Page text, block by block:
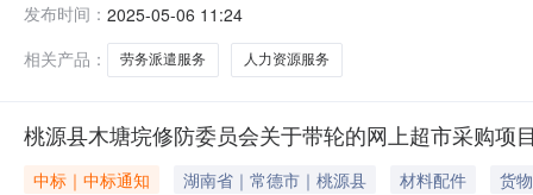
政区划名称:湖南省常德市桃源县报价起止时间:-二、采
发布时间： 2025-05-06 11:24
相关产品：
劳务派遣服务 人力资源服务
桃源县木塘垸修防委员会关于带轮的网上超市采购项
中标｜中标通知 湖南省｜常德市｜桃源县 材料配件
货物